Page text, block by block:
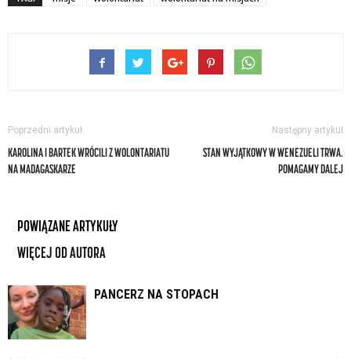
Poprzedni artykuł
KAROLINA I BARTEK WRÓCILI Z WOLONTARIATU
NA MADAGASKARZE
Następny artykuł
STAN WYJĄTKOWY W WENEZUELI TRWA.
POMAGAMY DALEJ
POWIĄZANE ARTYKUŁY
WIĘCEJ OD AUTORA
PANCERZ NA STOPACH